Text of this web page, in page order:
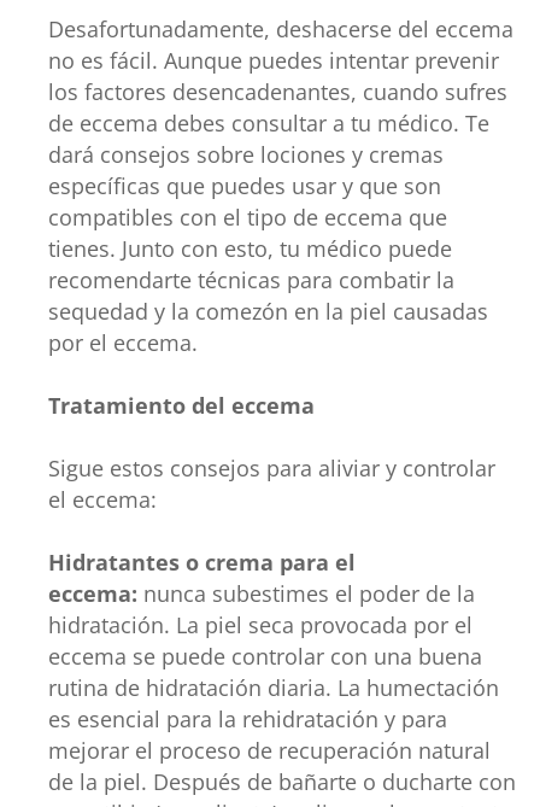
Desafortunadamente, deshacerse del eccema
no es fácil. Aunque puedes intentar prevenir
los factores desencadenantes, cuando sufres
de eccema debes consultar a tu médico. Te
dará consejos sobre lociones y cremas
específicas que puedes usar y que son
compatibles con el tipo de eccema que
tienes. Junto con esto, tu médico puede
recomendarte técnicas para combatir la
sequedad y la comezón en la piel causadas
por el eccema.
Tratamiento del eccema
Sigue estos consejos para aliviar y controlar
el eccema:
Hidratantes o crema para el
eccema: nunca subestimes el poder de la
hidratación. La piel seca provocada por el
eccema se puede controlar con una buena
rutina de hidratación diaria. La humectación
es esencial para la rehidratación y para
mejorar el proceso de recuperación natural
de la piel. Después de bañarte o ducharte con